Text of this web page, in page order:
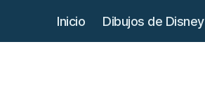
Inicio Dibujos de Disney